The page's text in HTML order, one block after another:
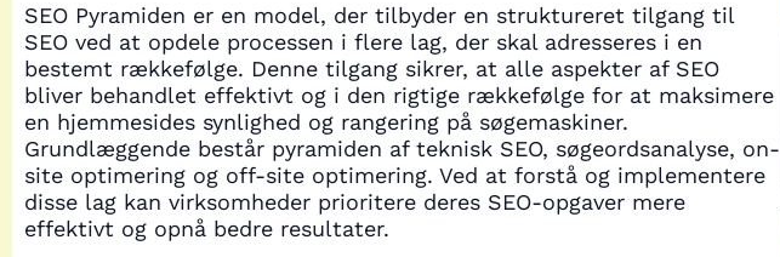
SEO Pyramiden er en model, der tilbyder en struktureret tilgang til
SEO ved at opdele processen i flere lag, der skal adresseres i en
bestemt rækkefølge. Denne tilgang sikrer, at alle aspekter af SEO
bliver behandlet effektivt og i den rigtige rækkefølge for at maksimere
en hjemmesides synlighed og rangering på søgemaskiner.
Grundlæggende består pyramiden af teknisk SEO, søgeordsanalyse, on-
site optimering og off-site optimering. Ved at forstå og implementere
disse lag kan virksomheder prioritere deres SEO-opgaver mere
effektivt og opnå bedre resultater.